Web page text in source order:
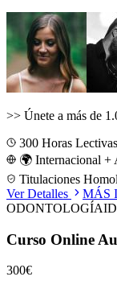
>> Únete a más de
300 Horas Lectivas
🌍 Internacional +
Titulaciones
Ver Detalles
MÁS
ODONTOLOGÍA
Curso Online
300€